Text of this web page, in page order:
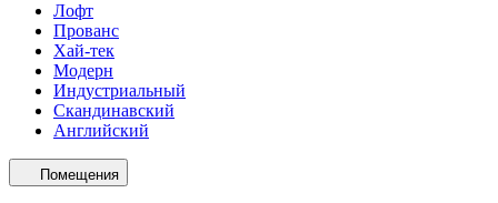
Лофт
Прованс
Хай-тек
Модерн
Индустриальный
Скандинавский
Английский
Помещения